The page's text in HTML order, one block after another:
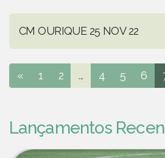
CM OURIQUE 25 NOV 22
« 1 2 ... 4 5 6
Lançamentos